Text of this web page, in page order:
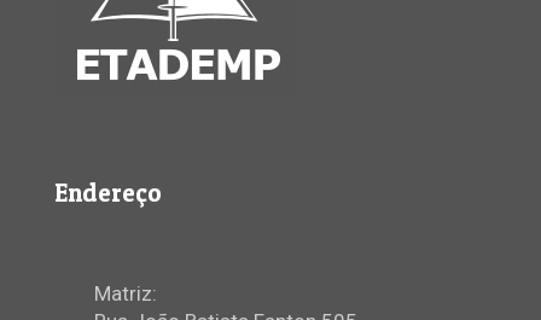
Endereço
Matriz: